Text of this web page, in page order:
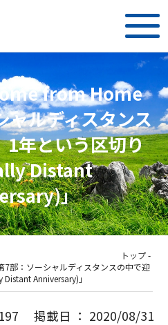
from Home
ャルディスタンス
1年という区切り
Distant
」
トップ-
部：ソーシャルディスタンスの中で迎
Anniversary)」
掲載日 ： 2020/08/31